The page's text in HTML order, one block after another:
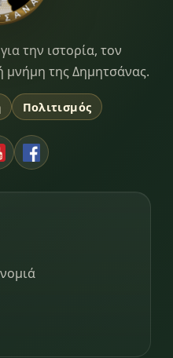
την ιστορία, τον
μνήμη της Δημητσάνας.
Πολιτισμός